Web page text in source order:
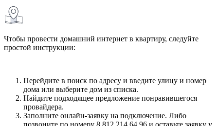
Чтобы провести домашний интернет в квартиру, следуйте
простой инструкции:
Перейдите в поиск по адресу и введите улицу и номер
дома или выберите дом из списка.
Найдите подходящее предложение понравившегося
провайдера.
Заполните онлайн-заявку на подключение. Либо